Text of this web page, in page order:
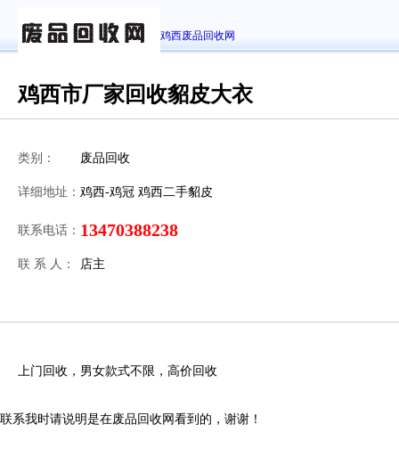
鸡西废品回收网
鸡西市厂家回收貂皮大衣
类别： 废品回收
详细地址： 鸡西-鸡冠 鸡西二手貂皮
联系电话： 13470388238
联 系 人： 店主
上门回收，男女款式不限，高价回收
联系我时请说明是在废品回收网看到的，谢谢！